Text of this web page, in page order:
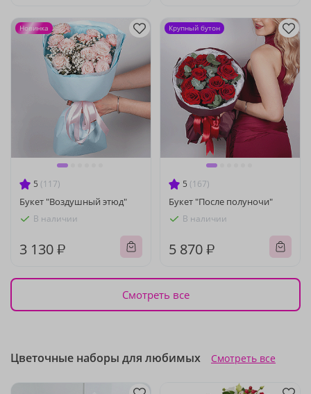
5 (117)
Букет "Воздушный этюд"
В наличии
3 130 ₽
Новинка
5 (167)
Букет "После полуночи"
В наличии
5 870 ₽
Крупный бутон
Смотреть все
Цветочные наборы для любимых Смотреть все